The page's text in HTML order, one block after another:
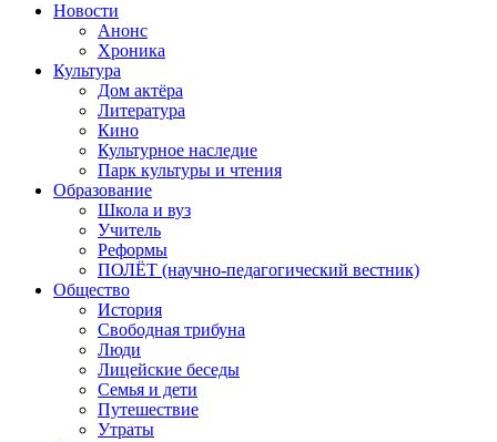
Новости
Анонс
Хроника
Культура
Дом актёра
Литература
Кино
Культурное наследие
Парк культуры и чтения
Образование
Школа и вуз
Учитель
Реформы
ПОЛЁТ (научно-педагогический вестник)
Общество
История
Свободная трибуна
Люди
Лицейские беседы
Семья и дети
Путешествие
Утраты